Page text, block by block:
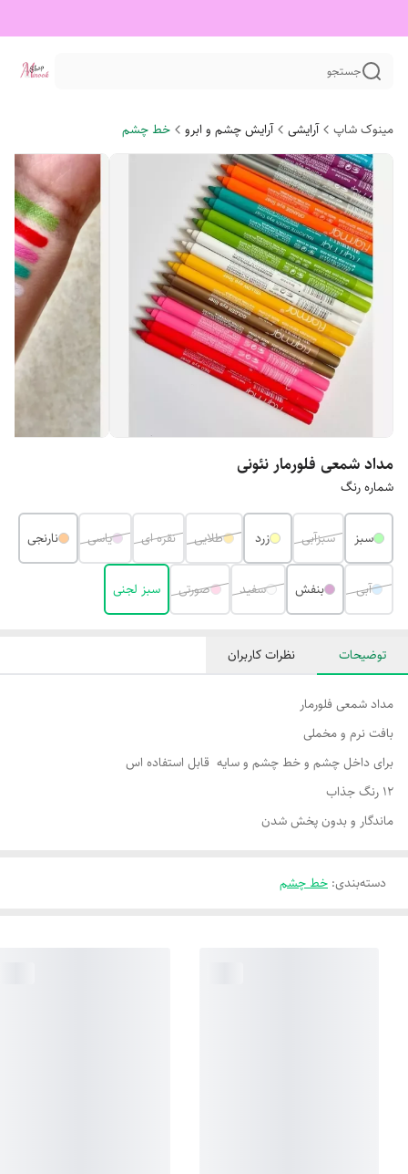
جستجو
مینوک شاپ آرایشی آرایش چشم و ابرو خط چشم
مداد شمعی فلورمار نئونی
شماره رنگ
سبز سبزآبی زرد طلایی نقره ای یاسی نارنجی
آبی بنفش سفید صورتی سبز لجنی
توضیحات نظرات کاربران
مداد شمعی فلورمار
بافت نرم و مخملی
برای داخل چشم و خط چشم و سایه قابل استفاده اس
12 رنگ جذاب
ماندگار و بدون پخش شدن
دسته‌بندی: خط چشم